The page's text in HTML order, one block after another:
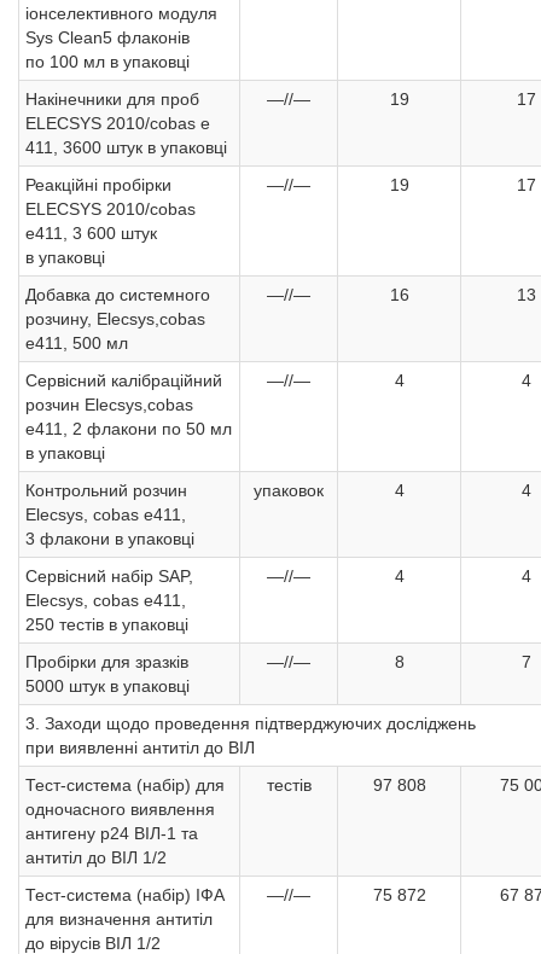
іонселективного модуля
Sys Clean5 флаконів
по 100 мл в упаковці
Накінечники для проб
ELECSYS 2010/cobas e
411, 3600 штук в упаковці
—//— 19 17
Реакційні пробірки
ELECSYS 2010/cobas
e411, 3 600 штук
в упаковці
—//— 19 17
Добавка до системного
розчину, Elecsys,cobas
e411, 500 мл
—//— 16 13
Сервісний калібраційний
розчин Elecsys,cobas
e411, 2 флакони по 50 мл
в упаковці
—//— 4 4
Контрольний розчин
Elecsys, cobas e411,
3 флакони в упаковці
упаковок 4 4
Сервісний набір SAP,
Elecsys, cobas e411,
250 тестів в упаковці
—//— 4 4
Пробірки для зразків
5000 штук в упаковці
—//— 8 7
3. Заходи щодо проведення підтверджуючих досліджень
при виявленні антитіл до ВІЛ
Тест-система (набір) для
одночасного виявлення
антигену р24 ВІЛ-1 та
антитіл до ВІЛ 1/2
тестів 97 808 75
Тест-система (набір) ІФА
для визначення антитіл
до вірусів ВІЛ 1/2
—//— 75 872 67